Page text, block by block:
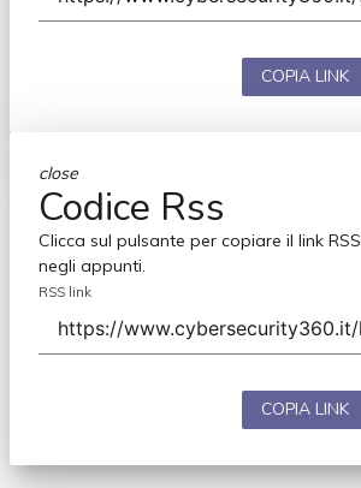
COPIA LINK
close
Codice Rss
Clicca sul pulsante per copiare il link RSS
negli appunti.
RSS link
COPIA LINK